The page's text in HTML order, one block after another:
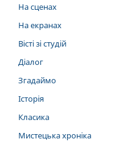
На сценах
На екранах
Вісті зі студій
Діалог
Згадаймо
Історія
Класика
Мистецька хроніка